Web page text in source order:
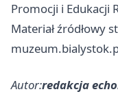
Promocji i Edukacji
Materiał źródłowy
Autor:redakcja